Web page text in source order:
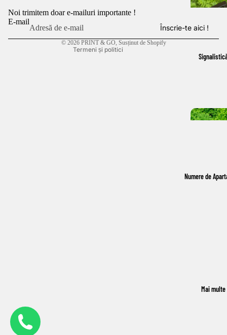
Numere de
Mai multe
Noi trimitem doar e-mailuri importante !
E-mail
Înscrie-te aici !
© 2026 PRINT & GO , Susținut de Shopify
Termeni și politici
Politica de expediere
Informații de contact